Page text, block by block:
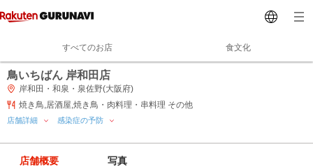
すべてのお店 食文化
鳥いちばん 岸和田店
岸和田・和泉・泉佐野(大阪府)
焼き鳥,居酒屋,焼き鳥・肉料理・串料理 その他
店舗詳細 感染症の予防
店舗概要 写真